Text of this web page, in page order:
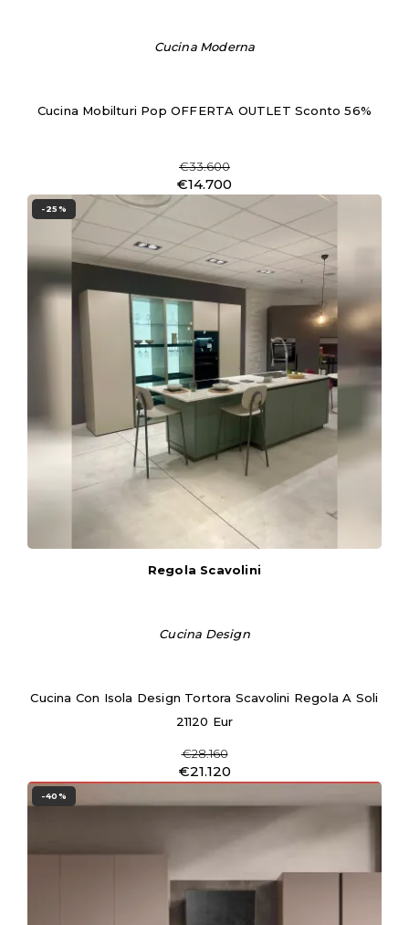
Cucina Moderna
Cucina Mobilturi Pop OFFERTA OUTLET Sconto 56%
€33.600
€14.700
-25%
Regola Scavolini
Cucina Design
Cucina Con Isola Design Tortora Scavolini Regola A Soli
21120 Eur
€28.160
€21.120
-40%